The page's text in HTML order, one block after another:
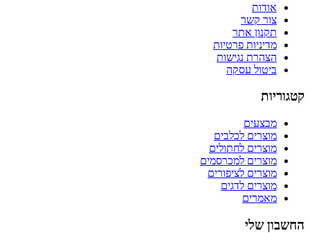
אודות
צור קשר
תקנון אתר
מדיניות פרטיות
הצהרת נגישות
ביטול עסקה
קטגוריות
מבצעים
מוצרים לכלבים
מוצרים לחתולים
מוצרים למכרסמים
מוצרים לציפורים
מוצרים לדגים
מאמרים
החשבון שלי